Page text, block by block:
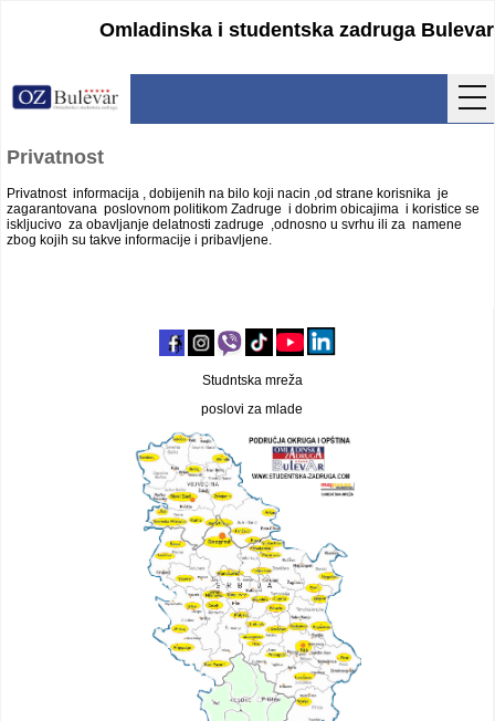
Omladinska i studentska zadruga Bulevar
Usluge
Uputstva
Kontakt
Lokacija
Obrasci
Video oglasi
Studntska mreža
poslovi za mlade
Privatnost
Privatnost informacija , dobijenih na bilo koji nacin ,od strane korisnika je
zagarantovana poslovnom politikom Zadruge i dobrim obicajima i koristice se
iskljucivo za obavljanje delatnosti zadruge ,odnosno u svrhu ili za namene
zbog kojih su takve informacije i pribavljene.